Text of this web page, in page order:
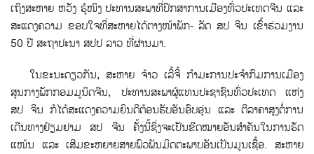
ເຖິງສະຫາຍ ຫວັງ ຮູ້ໜິງ ປະທານສະພາທີ່ປຶກສາການເມືອງທ່ົວປະເທດຈີນ ແລະ
ສະແດງຄວາມ ຂອບໃຈທີ່ສະຫາຍໄດ້ຕາງໜ້າພັກ- ລັດ ສປ ຈີນ ເຂົ້າຮ່ວມງານ
50 ປີ ສະຖາປະນາ ສປປ ລາວ ທີ່ຜ່ານມາ.
ໃນຂະນະດຽວກັນ, ສະຫາຍ ຈ້າວ ເລີ້ຈ້ີ ກໍາມະການປະຈໍາກົມການເມືອງ
ສູນກາງພັກກອມມູນິດຈີນ, ປະທານສະພາຜູ້ແທນປະຊາຊົນທົ່ວປະເທດ ແຫ່ງ
ສປ ຈີນ ກໍໄດ້ສະແດງຄວາມຍິນດີຕ້ອນຮັບອັນອົບອຸ່ນ ແລະ ຕີລາຄາສູງຕໍ່ການ
ເດີນທາງຢ້ຽມຢາມ ສປ ຈີນ ຄັ້ງນີ້ຊຶ່ງຈະເປັນຂີດໝາຍອັນສໍາຄັນໃນການຮັດ
ແໜ້ນ ແລະ ເສີມຂະຫຍາຍສາຍພົວພັນມິດຕະພາບອັນເປັນມູນເຊື້ອ. ສະຫາຍ